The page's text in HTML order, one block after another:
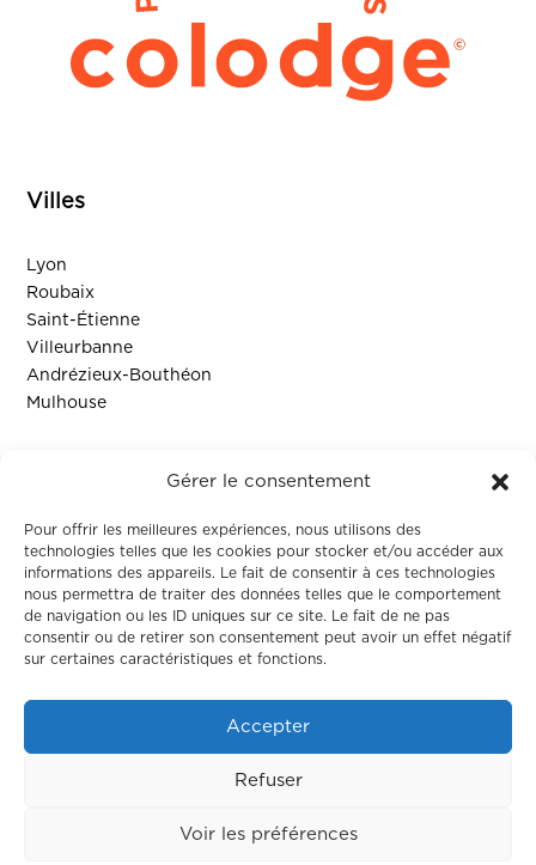
Gérer le consentement
Pour offrir les meilleures expériences, nous utilisons des
technologies telles que les cookies pour stocker et/ou accéder aux
informations des appareils. Le fait de consentir à ces technologies
nous permettra de traiter des données telles que le comportement
de navigation ou les ID uniques sur ce site. Le fait de ne pas
consentir ou de retirer son consentement peut avoir un effet négatif
sur certaines caractéristiques et fonctions.
Accepter
Refuser
Voir les préférences
Villes
Lyon
Roubaix
Saint-Étienne
Villeurbanne
Andrézieux-Bouthéon
Mulhouse
Contact
Colodge
À propos
Neocamino– Mentions légales – Politique